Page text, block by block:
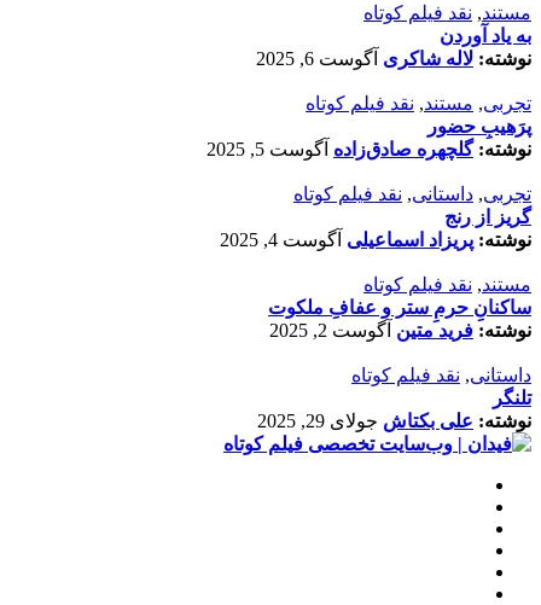
مستند, نقد فیلم کوتاه
به یاد آوردن
نوشته: لاله شاکری آگوست 6, 2025
تجربی, مستند, نقد فیلم کوتاه
پرَهیب‌ِ حضور
نوشته:گلچهره صادق‌زاده آگوست 5, 2025
تجربی, داستانی, نقد فیلم کوتاه
گریز از رنج
نوشته: پریزاد اسماعیلی آگوست 4, 2025
مستند, نقد فیلم کوتاه
ساکنانِ حرمِ ستر و عفافِ ملکوت
نوشته: فرید متین آگوست 2, 2025
داستانی, نقد فیلم کوتاه
تلنگر
نوشته: علی بکتاش جولای 29, 2025